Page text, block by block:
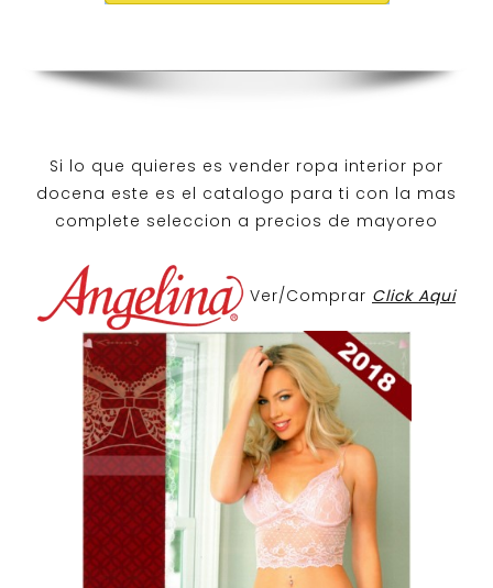
Si lo que quieres es vender ropa interior por
docena este es el catalogo para ti con la mas
complete seleccion a precios de mayoreo
Ver/Comprar Click Aqui